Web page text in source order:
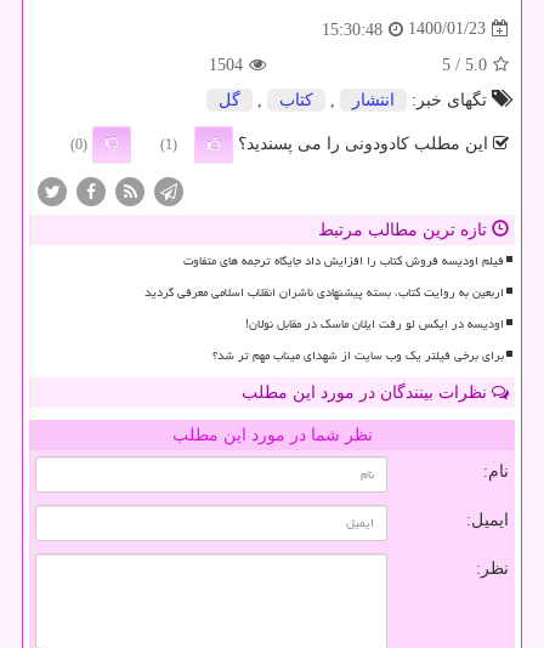
1400/01/23
15:30:48
5.0
/ 5
1504
تگهای خبر:
انتشار كتاب گل
این مطلب کادودونی را می پسندید؟ (1)
(0)
تازه ترین مطالب مرتبط
فیلم اودیسه فروش کتاب را افزایش داد جایگاه ترجمه های متفاوت
اربعین به روایت کتاب، بسته پیشنهادی ناشران انقلاب اسلامی معرفی گردید
اودیسه در ایکس لو رفت ایلان ماسک در مقابل نولان!
برای برخی فیلتر یک وب سایت از شهدای میناب مهم تر شد؟
نظرات بینندگان در مورد این مطلب
نظر شما در مورد این مطلب
نام:
ایمیل:
نظر: